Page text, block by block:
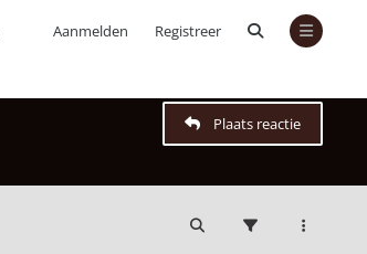
Aanmelden Registreer
Plaats reactie